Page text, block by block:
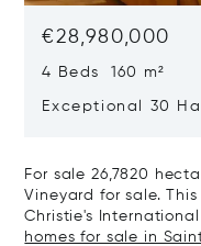
€28,980,000
4 Beds 160 m²
Exceptional 30 Ha Vineyard
For sale 26,7820
Vineyard for sale.
Christie's
homes for sale in